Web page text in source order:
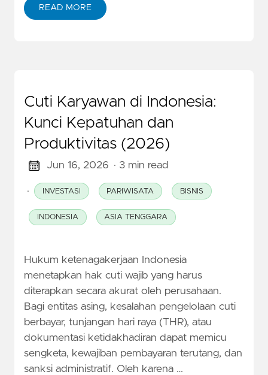
READ MORE
Cuti Karyawan di Indonesia:
Kunci Kepatuhan dan
Produktivitas (2026)
Jun 16, 2026 · 3 min read
· INVESTASI PARIWISATA BISNIS
INDONESIA ASIA TENGGARA
Hukum ketenagakerjaan Indonesia
menetapkan hak cuti wajib yang harus
diterapkan secara akurat oleh perusahaan.
Bagi entitas asing, kesalahan pengelolaan cuti
berbayar, tunjangan hari raya (THR), atau
dokumentasi ketidakhadiran dapat memicu
sengketa, kewajiban pembayaran terutang, dan
sanksi administratif. Oleh karena …